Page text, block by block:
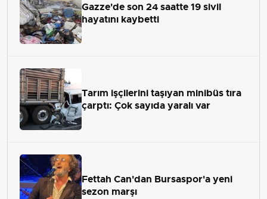
Gazze'de son 24 saatte 19 sivil
hayatını kaybetti
Tarım işçilerini taşıyan minibüs tıra
çarptı: Çok sayıda yaralı var
Fettah Can'dan Bursaspor'a yeni
sezon marşı